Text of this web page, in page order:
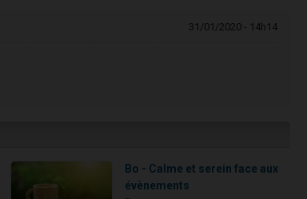
31/01/2020 - 14h14
Bo - Calme et serein face aux
évènements